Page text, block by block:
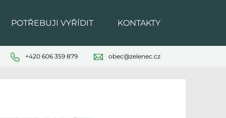
POTŘEBUJI VYŘÍDIT KONTAKTY
+420 606 359 879 obec@zelenec.cz